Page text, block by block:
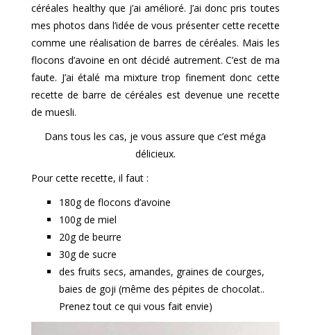
céréales healthy que j’ai amélioré. J’ai donc pris toutes
mes photos dans l’idée de vous présenter cette recette
comme une réalisation de barres de céréales. Mais les
flocons d’avoine en ont décidé autrement. C’est de ma
faute. J’ai étalé ma mixture trop finement donc cette
recette de barre de céréales est devenue une recette
de muesli.
Dans tous les cas, je vous assure que c’est méga
délicieux.
Pour cette recette, il faut :
180g de flocons d’avoine
100g de miel
20g de beurre
30g de sucre
des fruits secs, amandes, graines de courges,
baies de goji (même des pépites de chocolat..
Prenez tout ce qui vous fait envie)